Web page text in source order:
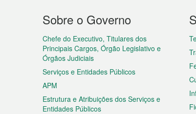
Menu
do
rodapé
Sobre o Governo
Chefe do Executivo, Titulares dos
Principais Cargos, Órgão Legislativo e
Órgãos Judiciais
Serviços e Entidades Públicos
APM
Estrutura e Atribuições dos Serviços e
Entidades Públicos